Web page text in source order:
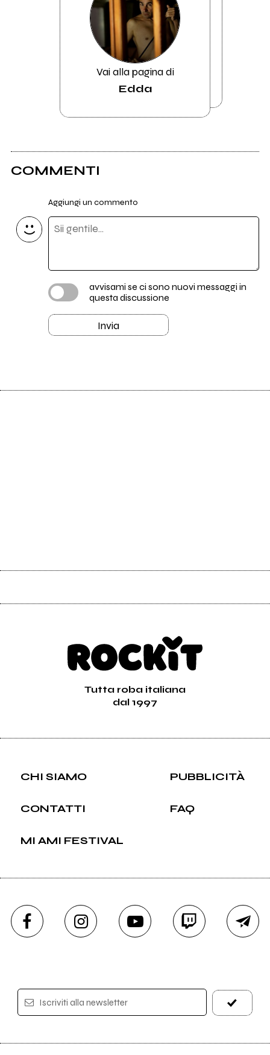
Vai alla pagina di
Edda
COMMENTI
Aggiungi un commento
avvisami se ci sono nuovi messaggi in
questa discussione
Invia
Tutta roba italiana
dal 1997
CHI SIAMO PUBBLICITÀ
CONTATTI FAQ
MI AMI FESTIVAL
Iscriviti alla newsletter